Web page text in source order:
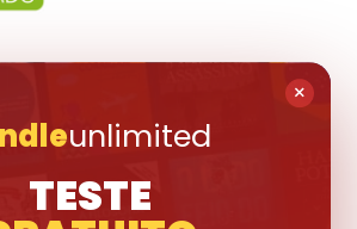
×
unlimited
TESTE